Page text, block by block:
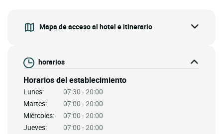
Mapa de acceso al hotel e itinerario
horarios
Horarios del establecimiento
Lunes:
07:30 - 20:00
Martes:
07:00 - 20:00
Miércoles:
07:00 - 20:00
Jueves:
07:00 - 20:00